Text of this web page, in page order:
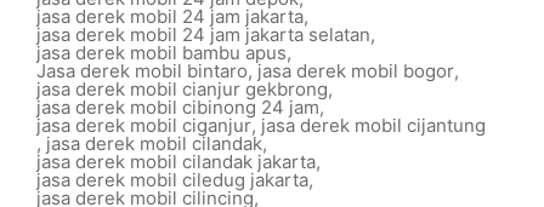
jasa derek mobil 24 jam jakarta,
jasa derek mobil 24 jam jakarta selatan,
jasa derek mobil bambu apus,
Jasa derek mobil bintaro,jasa derek mobil bogor,
jasa derek mobil cianjur gekbrong,
jasa derek mobil cibinong 24 jam,
jasa derek mobil ciganjur, jasa derek mobil cijantung
, jasa derek mobil cilandak,
jasa derek mobil cilandak jakarta,
jasa derek mobil ciledug jakarta,
jasa derek mobil cilincing,